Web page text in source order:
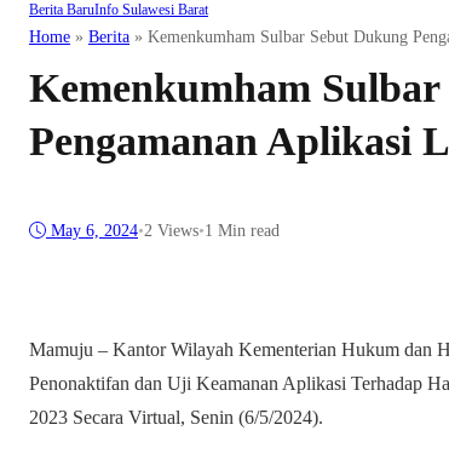
Berita BaruInfo Sulawesi Barat
Home » Berita » Kemenkumham Sulbar Sebut Dukung
Kemenkumham
Pengamanan Aplikasi
May 6, 2024•2 Views•1 Min read
Mamuju – Kantor Wilayah Kementerian Hukum dan
Penonaktifan dan Uji Keamanan Aplikasi Terhadap
2023 Secara Virtual, Senin (6/5/2024).